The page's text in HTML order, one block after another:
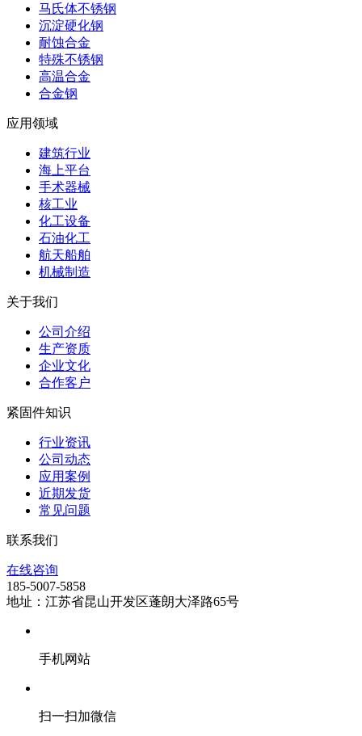
马氏体不锈钢
沉淀硬化钢
耐蚀合金
特殊不锈钢
高温合金
合金钢
应用领域
建筑行业
海上平台
手术器械
核工业
化工设备
石油化工
航天船舶
机械制造
关于我们
公司介绍
生产资质
企业文化
合作客户
紧固件知识
行业资讯
公司动态
应用案例
近期发货
常见问题
联系我们
在线咨询
185-5007-5858
地址：江苏省昆山开发区蓬朗大泽路65号
手机网站
扫一扫加微信